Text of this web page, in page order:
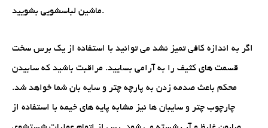
ماشین لباسشویی بشویید.
اگر به اندازه کافی تمیز نشد می توانید با استفاده از یک برس سخت
قسمت های کثیف را به آرامی بسایید. مراقبت باشید که سابیدن
محکم باعث صدمه زدن به پارچه چتر و سایه بان شما خواهد شد.
چارچوب چتر و سایبان ها نیز مشابه پایه های خیمه با استفاده از